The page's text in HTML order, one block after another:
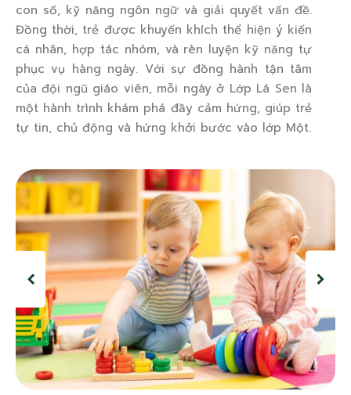
con số, kỹ năng ngôn ngữ và giải quyết vấn đề.
Đồng thời, trẻ được khuyến khích thể hiện ý kiến
cá nhân, hợp tác nhóm, và rèn luyện kỹ năng tự
phục vụ hàng ngày. Với sự đồng hành tận tâm
của đội ngũ giáo viên, mỗi ngày ở Lớp Lá Sen là
một hành trình khám phá đầy cảm hứng, giúp trẻ
tự tin, chủ động và hứng khởi bước vào lớp Một.